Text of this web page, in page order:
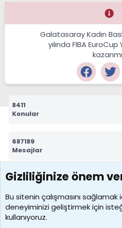
Galatasaray Kadın
yılında FIBA
8411
Konular
687189
Mesajlar
7388
Kullanıcılar
borabekirogluu
Son üye
Gizliliğinize önem
Bu sitenin çalışmasını
deneyiminizi geliştirmek için
kullanıyoruz.